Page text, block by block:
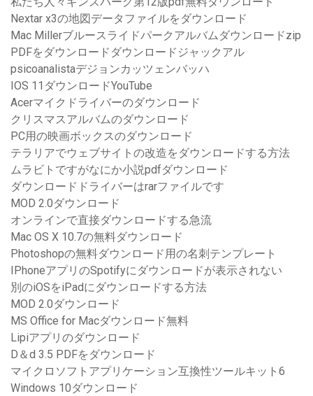
Nextar x3の地図データファイルをダウンロード
Mac Millerブルースライドパークアルバムダウンロードzip
PDFをダウンロードダウンロードジャックアル
psicoanalistaデジョンカッツェンバッハ
IOS 11ダウンロードYouTube
Acerマイクドライバーのダウンロード
クリスマスアルバムのダウンロード
PC用の映画ボックスのダウンロード
テラリアでウェブサイトの改造をダウンロードする方法
ムラビトですがなにか小説pdfダウンロード
ダウンロードドライバーはrarファイルです
MOD 2.0ダウンロード
オンラインで直接ダウンロードする急流
Mac OS X 10.7の無料ダウンロード
Photoshopの無料ダウンロード用の名刺テンプレート
IPhoneアプリのSpotifyにダウンロードが表示されない
別のiOSをiPadにダウンロードする方法
MOD 2.0ダウンロード
MS Office for Macダウンロード無料
Lipiアプリのダウンロード
D＆d 3.5 PDFをダウンロード
マイクロソフトアプリケーション互換性ツールキット6
Windows 10ダウンロード